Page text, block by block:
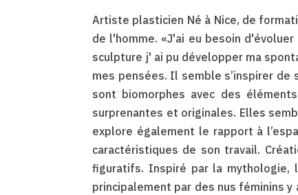
Artiste plasticien Né à Nice, de
de l'homme. «J'ai eu besoin
sculpture j' ai pu développer ma
mes pensées. Il semble s’inspirer
sont biomorphes avec des
surprenantes et originales. Elles
explore également le rapport à
caractéristiques de son travail.
figuratifs. Inspiré par la mythologie,
principalement par des nus féminins